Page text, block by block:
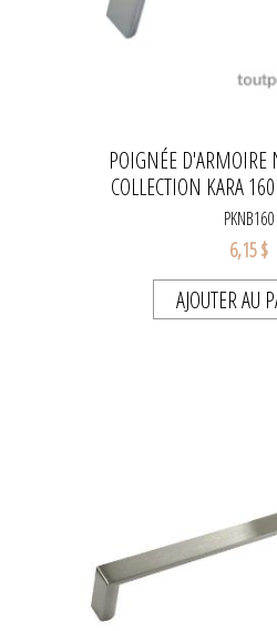
POIGNÉE D'ARMOIRE
COLLECTION KARA
PKNB160
6,15 $
AJOUTER AU